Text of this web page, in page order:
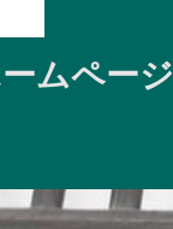
ムページ